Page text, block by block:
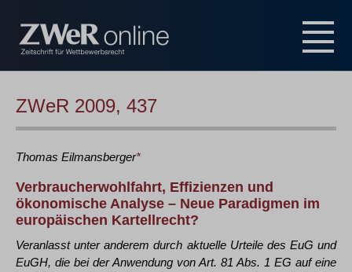
ZWeR 2009, 437
Thomas Eilmansberger*
Verbraucherwohlfahrt, Effizienzen und
ökonomische Analyse – Neue Paradigmen im
europäischen Kartellrecht?
Veranlasst unter anderem durch aktuelle Urteile des EuG und
EuGH, die bei der Anwendung von Art. 81 Abs. 1 EG auf eine